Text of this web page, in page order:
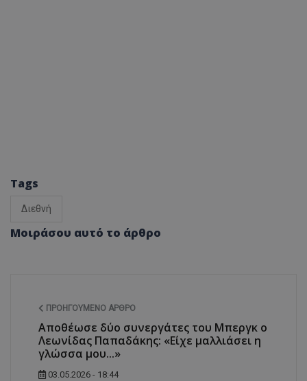
Tags
Διεθνή
Μοιράσου αυτό το άρθρο
ΠΡΟΗΓΟΎΜΕΝΟ ΆΡΘΡΟ
Αποθέωσε δύο συνεργάτες του Μπεργκ ο
Λεωνίδας Παπαδάκης: «Είχε μαλλιάσει η
γλώσσα μου...»
03.05.2026 - 18:44